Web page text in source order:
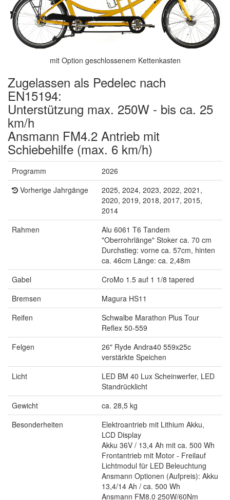
mit Option geschlossenem Kettenkasten
Zugelassen als Pedelec nach
EN15194:
Unterstützung max. 250W - bis ca. 25
km/h
Ansmann FM4.2 Antrieb mit
Schiebehilfe (max. 6 km/h)
Programm
2026
Vorherige Jahrgänge
2025, 2024, 2023, 2022, 2021,
2020, 2019, 2018, 2017, 2015,
2014
Rahmen
Alu 6061 T6 Tandem
"Oberrohrlänge" Stoker ca. 70 cm
Durchstieg: vorne ca. 57cm, hinten
ca. 46cm Länge: ca. 2,48m
Gabel
CroMo 1.5 auf 1 1/8 tapered
Bremsen
Magura HS11
Reifen
Schwalbe Marathon Plus Tour
Reflex 50-559
Felgen
26" Ryde Andra40 559x25c
verstärkte Speichen
Licht
LED BM 40 Lux Scheinwerfer, LED
Standrücklicht
Gewicht
ca. 28,5 kg
Besonderheiten
Elektroantrieb mit Lithium Akku,
LCD Display
Akku 36V / 13,4 Ah mit ca. 500 Wh
Frontantrieb mit Motor - Freilauf
Lichtmodul für LED Beleuchtung
Ansmann Optionen (Aufpreis): Akku
13,4/14 Ah / ca. 500 Wh
Ansmann FM8.0 250W/60Nm